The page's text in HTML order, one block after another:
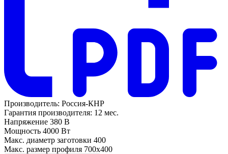
Производитель: Россия-КНР
Гарантия производителя: 12 мес.
Напряжение 380 В
Мощность 4000 Вт
Макс. диаметр заготовки 400
Макс. размер профиля 700х400